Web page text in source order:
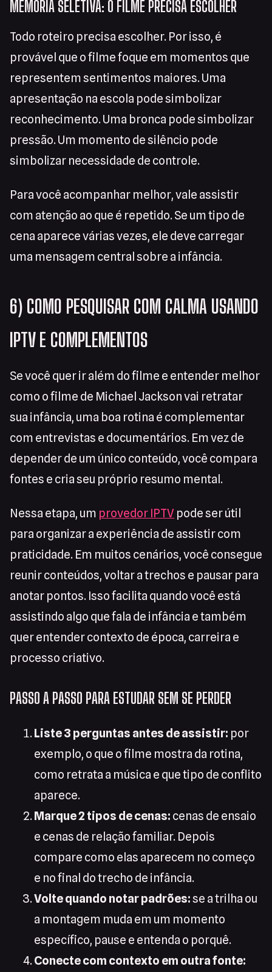
MEMÓRIA SELETIVA: O FILME PRECISA ESCOLHER
Todo roteiro precisa escolher. Por isso, é
provável que o filme foque em momentos que
representem sentimentos maiores. Uma
apresentação na escola pode simbolizar
reconhecimento. Uma bronca pode simbolizar
pressão. Um momento de silêncio pode
simbolizar necessidade de controle.
Para você acompanhar melhor, vale assistir
com atenção ao que é repetido. Se um tipo de
cena aparece várias vezes, ele deve carregar
uma mensagem central sobre a infância.
6) COMO PESQUISAR COM CALMA USANDO
IPTV E COMPLEMENTOS
Se você quer ir além do filme e entender melhor
como o filme de Michael Jackson vai retratar
sua infância, uma boa rotina é complementar
com entrevistas e documentários. Em vez de
depender de um único conteúdo, você compara
fontes e cria seu próprio resumo mental.
Nessa etapa, um provedor IPTV pode ser útil
para organizar a experiência de assistir com
praticidade. Em muitos cenários, você consegue
reunir conteúdos, voltar a trechos e pausar para
anotar pontos. Isso facilita quando você está
assistindo algo que fala de infância e também
quer entender contexto de época, carreira e
processo criativo.
PASSO A PASSO PARA ESTUDAR SEM SE PERDER
Liste 3 perguntas antes de assistir: por
exemplo, o que o filme mostra da rotina,
como retrata a música e que tipo de conflito
aparece.
Marque 2 tipos de cenas: cenas de ensaio
e cenas de relação familiar. Depois
compare como elas aparecem no começo
e no final do trecho de infância.
Volte quando notar padrões:se a trilha ou
a montagem muda em um momento
específico, pause e entenda o porquê.
Conecte com contexto em outra fonte: